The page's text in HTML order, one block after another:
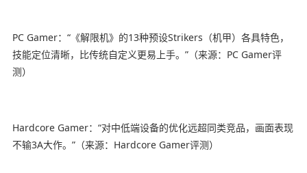
PC Gamer：“《解限机》的13种预设Strikers（机甲）各具特色，
技能定位清晰，比传统自定义更易上手。”（来源：PC Gamer评
测）
Hardcore Gamer：“对中低端设备的优化远超同类竞品，画面表现
不输3A大作。”（来源：Hardcore Gamer评测）